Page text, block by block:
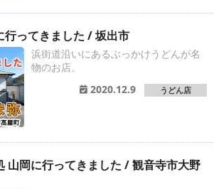
行ってきました / 坂出市
浜街道沿いにあるぶっかけうどんが名
物のお店。
2020.12.9
うどん店
山岡に行ってきました / 観音寺市大野